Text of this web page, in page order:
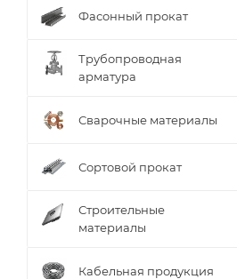
Фасонный прокат
Трубопроводная
арматура
Сварочные материалы
Сортовой прокат
Строительные
материалы
Кабельная продукция